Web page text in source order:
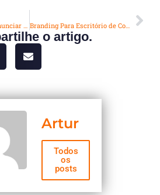
5 Motivos Para Você Anunciar Seu Escritório no Google: Ganhe Clientes Ainda Hoje Branding Para Escritório de Contabilidade: Como Diferenciar e Atrair Clientes em 2024
o artigo.
Artur
Todos
os
posts